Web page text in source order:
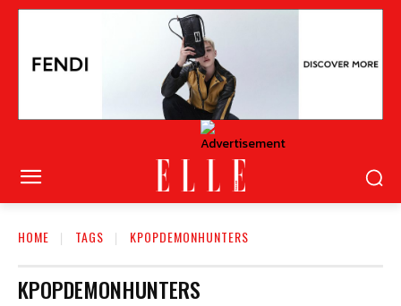
HOME TAGS KPOPDEMONHUNTERS
KPOPDEMONHUNTERS